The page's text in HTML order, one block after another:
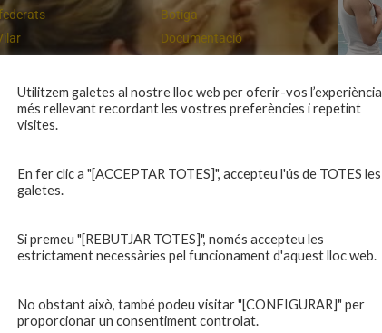
inferiors
casa
Botiga
Documentació
Intranet
Contacte
Campiones a Salou
Utilitzem galetes al nostre lloc web per oferir-vos l’experiència
més rellevant recordant les vostres preferències i repetint
visites.
En fer clic a "[ACCEPTAR TOTES]", accepteu l'ús de TOTES les
galetes.
Si premeu "[REBUTJAR TOTES]", només accepteu les
estrictament necessàries pel funcionament d'aquest lloc web.
No obstant això, també podeu visitar "[CONFIGURAR]" per
proporcionar un consentiment controlat.